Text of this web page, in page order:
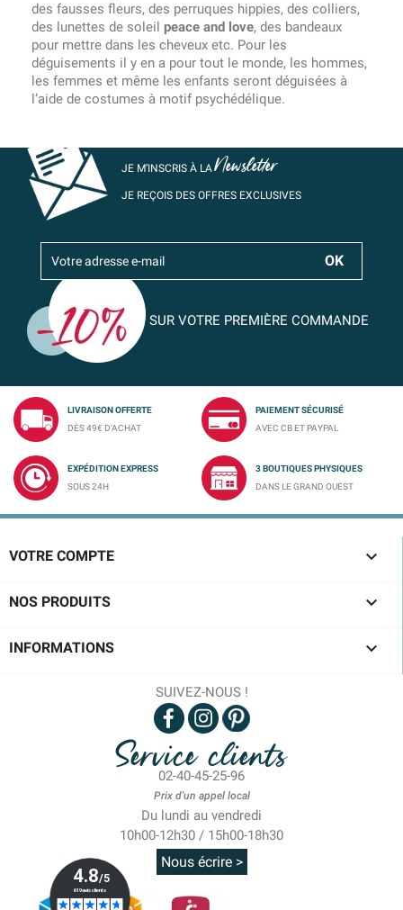
des fausses fleurs, des perruques hippies, des colliers,
des lunettes de soleil peace and love, des bandeaux
pour mettre dans les cheveux etc. Pour les
déguisements il y en a pour tout le monde, les hommes,
les femmes et même les enfants seront déguisées à
l’aide de costumes à motif psychédélique.
JE M’INSCRIS À LANewsletter
JE REÇOIS DES OFFRES EXCLUSIVES
SUR VOTRE PREMIÈRE COMMANDE
LIVRAISON OFFERTE
DÈS 49€ D'ACHAT
PAIEMENT SÉCURISÉ
AVEC CB ET PAYPAL
EXPÉDITION EXPRESS
SOUS 24H
3 BOUTIQUES PHYSIQUES
DANS LE GRAND OUEST
VOTRE COMPTE 
NOS PRODUITS 
INFORMATIONS 
SUIVEZ-NOUS !
Service clients
02-40-45-25-96
Prix d'un appel local
Du lundi au vendredi
10h00-12h30 / 15h00-18h30
Nous écrire >